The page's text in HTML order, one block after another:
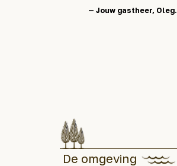
— Jouw gastheer, Oleg.
De omgeving